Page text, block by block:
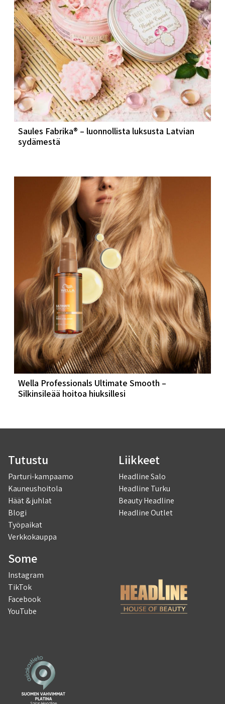
Saules Fabrika® – luonnollista luksusta Latvian
sydämestä
Wella Professionals Ultimate Smooth –
Silkinsileää hoitoa hiuksillesi
Tutustu
Parturi-kampaamo
Kauneushoitola
Häät & juhlat
Blogi
Työpaikat
Verkkokauppa
Liikkeet
Headline Salo
Headline Turku
Beauty Headline
Headline Outlet
Some
Instagram
TikTok
Facebook
YouTube